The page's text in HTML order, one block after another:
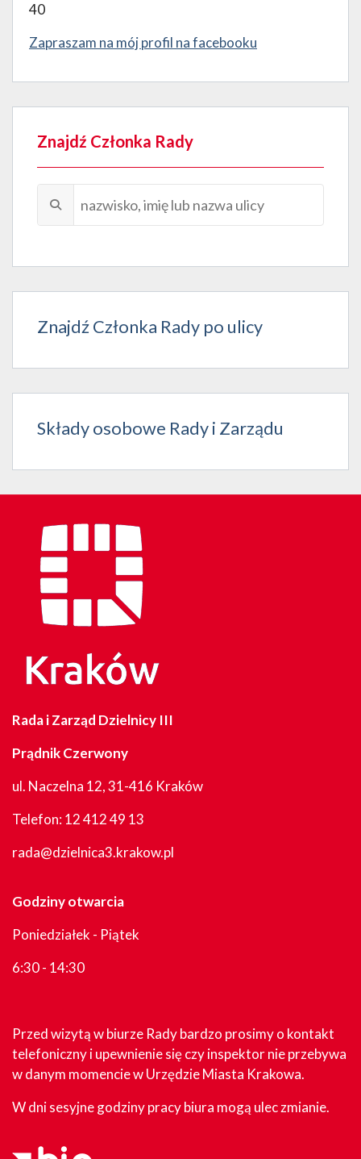
40
Zapraszam na mój profil na facebooku
Znajdź Członka Rady
Znajdź Członka Rady po ulicy
Składy osobowe Rady i Zarządu
Rada i Zarząd Dzielnicy III
Prądnik Czerwony
ul. Naczelna 12, 31-416 Kraków
Telefon:12 412 49 13
rada@dzielnica3.krakow.pl
Godziny otwarcia
Poniedziałek - Piątek
6:30 - 14:30
Przed wizytą w biurze Rady bardzo prosimy o kontakt
telefoniczny i upewnienie się czy inspektor nie przebywa
w danym momencie w Urzędzie Miasta Krakowa.
W dni sesyjne godziny pracy biura mogą ulec zmianie.